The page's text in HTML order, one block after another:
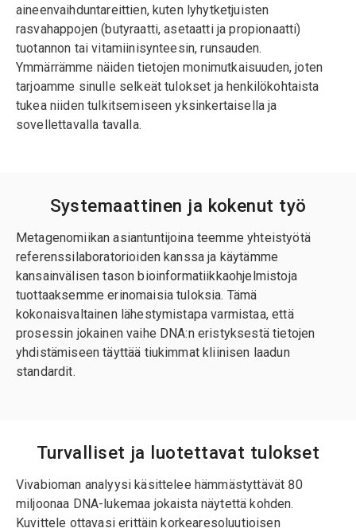
aineenvaihduntareittien, kuten lyhytketjuisten
rasvahappojen (butyraatti, asetaatti ja propionaatti)
tuotannon tai vitamiinisynteesin, runsauden.
Ymmärrämme näiden tietojen monimutkaisuuden, joten
tarjoamme sinulle selkeät tulokset ja henkilökohtaista
tukea niiden tulkitsemiseen yksinkertaisella ja
sovellettavalla tavalla.
Systemaattinen ja kokenut työ
Metagenomiikan asiantuntijoina teemme yhteistyötä
referenssilaboratorioiden kanssa ja käytämme
kansainvälisen tason bioinformatiikkaohjelmistoja
tuottaaksemme erinomaisia tuloksia. Tämä
kokonaisvaltainen lähestymistapa varmistaa, että
prosessin jokainen vaihe DNA:n eristyksestä tietojen
yhdistämiseen täyttää tiukimmat kliinisen laadun
standardit.
Turvalliset ja luotettavat tulokset
Vivabioman analyysi käsittelee hämmästyttävät 80
miljoonaa DNA-lukemaa jokaista näytettä kohden.
Kuvittele ottavasi erittäin korkearesoluutioisen